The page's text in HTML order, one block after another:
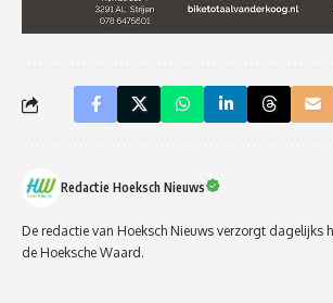
Redactie Hoeksch Nieuws
De redactie van Hoeksch Nieuws verzorgt dagelijks
de Hoeksche Waard.